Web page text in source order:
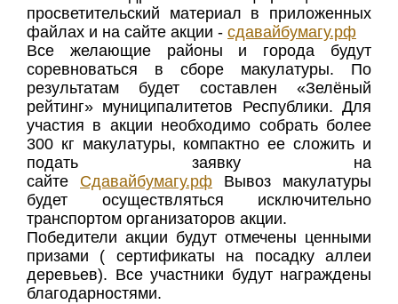
просветительский материал в приложенных
файлах и на сайте акции - сдавайбумагу.рф
Все желающие районы и города будут
соревноваться в сборе макулатуры. По
результатам будет составлен «Зелёный
рейтинг» муниципалитетов Республики. Для
участия в акции необходимо собрать более
300 кг макулатуры, компактно ее сложить и
подать заявку на
сайте Сдавайбумагу.рф Вывоз макулатуры
будет осуществляться исключительно
транспортом организаторов акции.
Победители акции будут отмечены ценными
призами ( сертификаты на посадку аллеи
деревьев). Все участники будут награждены
благодарностями.